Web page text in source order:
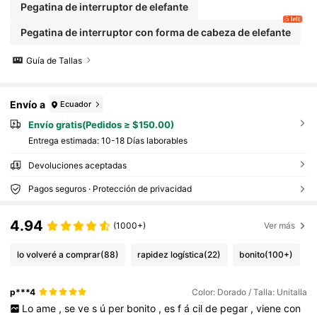
Pegatina de interruptor de elefante
Pegatina de interruptor con forma de cabeza de elefante
5 left
Guía de Tallas
Envío a Ecuador
Envío gratis(Pedidos ≥ $150.00)
Entrega estimada: 10-18 Días laborables
Devoluciones aceptadas
Pagos seguros · Protección de privacidad
4.94 (1000+) Ver más
lo volveré a comprar(88) rapidez logística(22) bonito(100+)
p***4 Color: Dorado / Talla: Unitalla
Lo ame , se ve s ú per bonito , es f á cil de pegar , viene con